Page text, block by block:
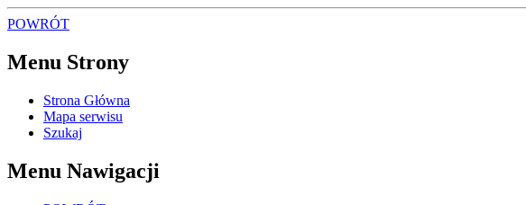
POWRÓT
Menu Strony
Strona Główna
Mapa serwisu
Szukaj
Menu Nawigacji